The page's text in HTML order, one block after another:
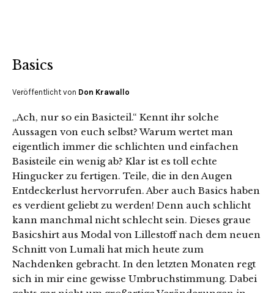
Basics
Veröffentlicht von Don Krawallo
„Ach, nur so ein Basicteil.“ Kennt ihr solche
Aussagen von euch selbst? Warum wertet man
eigentlich immer die schlichten und einfachen
Basisteile ein wenig ab? Klar ist es toll echte
Hingucker zu fertigen. Teile, die in den Augen
Entdeckerlust hervorrufen. Aber auch Basics haben
es verdient geliebt zu werden! Denn auch schlicht
kann manchmal nicht schlecht sein. Dieses graue
Basicshirt aus Modal von Lillestoff nach dem neuen
Schnitt von Lumali hat mich heute zum
Nachdenken gebracht. In den letzten Monaten regt
sich in mir eine gewisse Umbruchstimmung. Dabei